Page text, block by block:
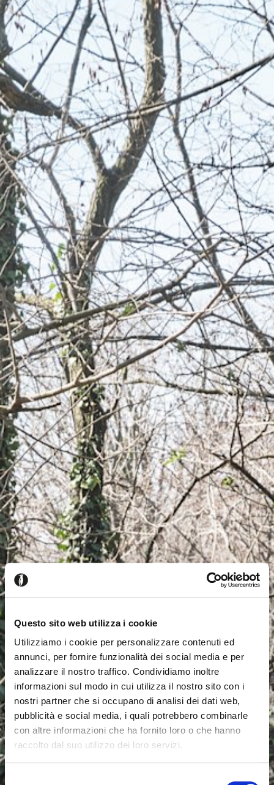
Questo sito web utilizza i cookie
Utilizziamo i cookie per personalizzare contenuti ed
annunci, per fornire funzionalità dei social media e per
analizzare il nostro traffico. Condividiamo inoltre
informazioni sul modo in cui utilizza il nostro sito con i
nostri partner che si occupano di analisi dei dati web,
pubblicità e social media, i quali potrebbero combinarle
con altre informazioni che ha fornito loro o che hanno
raccolto dal suo utilizzo dei loro servizi.
Selezione